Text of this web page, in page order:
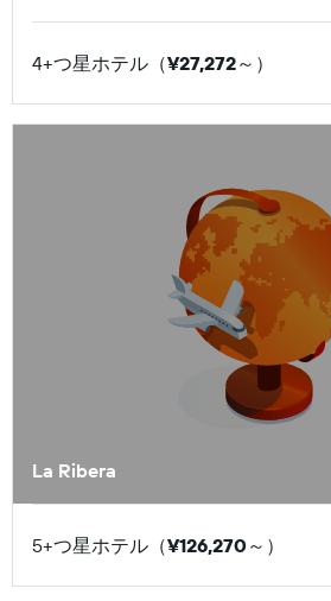
4+つ星ホテル（¥27,272​～）
La Ribera
5+つ星ホテル（¥126,270​～）